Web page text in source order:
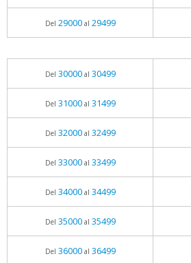
Del 29000al 29499
Del 30000al 30499
Del 31000al 31499
Del 32000al 32499
Del 33000al 33499
Del 34000al 34499
Del 35000al 35499
Del 36000al 36499